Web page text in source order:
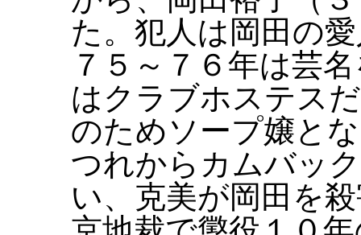
た。犯人は岡田の
７５～７６年は芸
はクラブホステス
のためソープ嬢と
つれからカムバッ
い、克美が岡田を